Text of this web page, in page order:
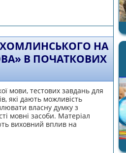
НА
В ПОЧАТКОВИХ
мови, тестових завдань для
які дають можливість
власну думку з
мовні засоби. Матеріал
виховний вплив на